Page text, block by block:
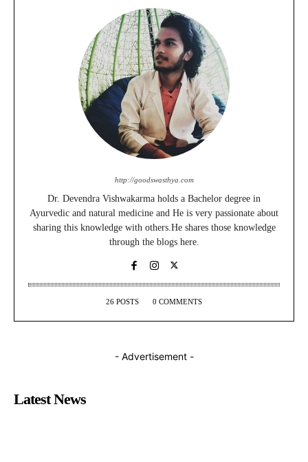
http://goodswasthya.com
Dr. Devendra Vishwakarma holds a Bachelor degree in
Ayurvedic and natural medicine and He is very passionate about
sharing this knowledge with others.He shares those knowledge
through the blogs here.
26 POSTS 0 COMMENTS
- Advertisement -
Latest News